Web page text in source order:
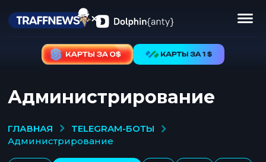
Администрирование
ГЛАВНАЯ
TELEGRAM-БОТЫ
администрирование